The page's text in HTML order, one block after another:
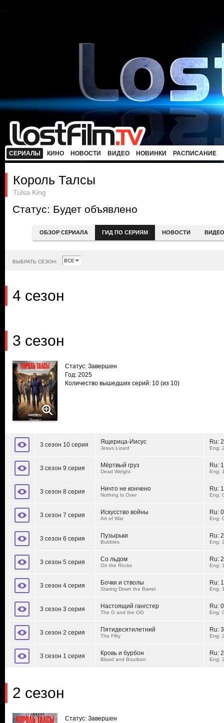
СЕРИАЛЫ КИНО НОВОСТИ ВИДЕО НОВИНКИ РАСПИСАНИЕ
Король Талсы
Tulsa King
Статус: Будет объявлено
ОБЗОР СЕРИАЛА ГИД ПО СЕРИЯМ НОВОСТИ ВИДЕО
ВЫБРАТЬ СЕЗОН:
4 сезон
3 сезон
Статус: Завершен
Год: 2025
Количество вышедших серий: 10 (из 10)
3 сезон 10 серия Ящерица-Иисус
Jesus Lizard
Ru:
Eng:
3 сезон 9 серия Мёртвый груз
Dead Weight
Ru:
Eng:
3 сезон 8 серия Ничто не кончено
Nothing Is Over
Ru:
Eng:
3 сезон 7 серия Искусство войны
Art of War
Ru:
Eng:
3 сезон 6 серия Пузырьки
Bubbles
Ru:
Eng:
3 сезон 5 серия Со льдом
On the Rocks
Ru:
Eng:
3 сезон 4 серия Бочки и стволы
Staring Down the Barrel
Ru:
Eng:
3 сезон 3 серия Настоящий гангстер
The G and the OG
Ru:
Eng:
3 сезон 2 серия Пятидесятилетний
The Fifty
Ru:
Eng:
3 сезон 1 серия Кровь и бурбон
Blood and Bourbon
Ru:
Eng:
2 сезон
Статус: Завершен